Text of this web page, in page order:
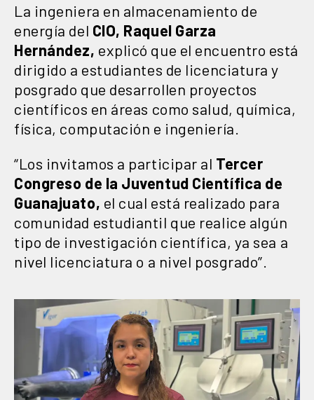
La ingeniera en almacenamiento de
energía del CIO, Raquel Garza
Hernández, explicó que el encuentro está
dirigido a estudiantes de licenciatura y
posgrado que desarrollen proyectos
científicos en áreas como salud, química,
física, computación e ingeniería.
“Los invitamos a participar al Tercer
Congreso de la Juventud Científica de
Guanajuato, el cual está realizado para
comunidad estudiantil que realice algún
tipo de investigación científica, ya sea a
nivel licenciatura o a nivel posgrado”.